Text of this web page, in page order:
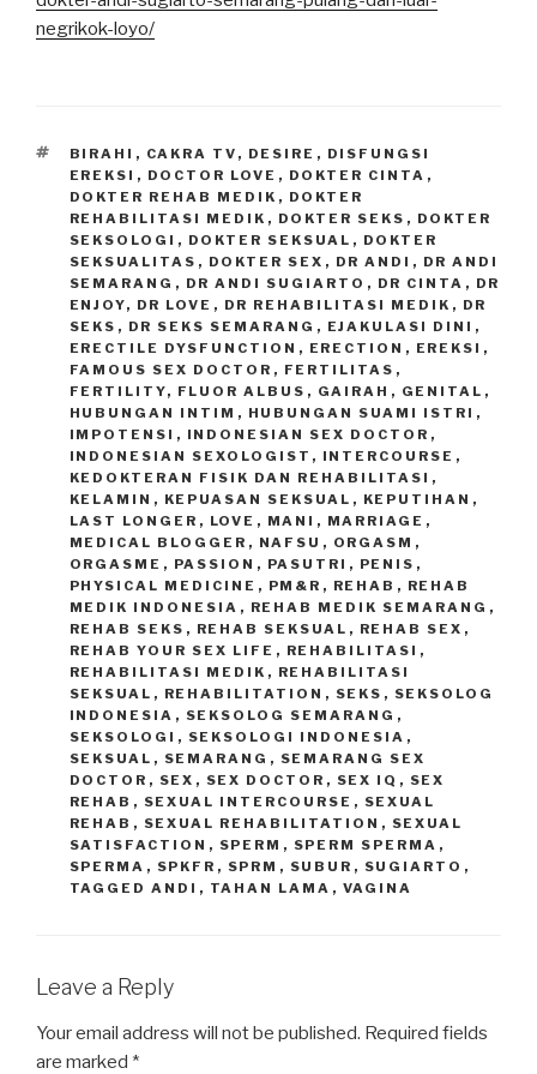
negrikok-loyo/
TAGS
BIRAHI , CAKRA TV , DESIRE , DISFUNGSI
EREKSI , DOCTOR LOVE , DOKTER CINTA ,
DOKTER REHAB MEDIK , DOKTER
REHABILITASI MEDIK , DOKTER SEKS , DOKTER
SEKSOLOGI , DOKTER SEKSUAL , DOKTER
SEKSUALITAS , DOKTER SEX , DR ANDI , DR ANDI
SEMARANG , DR ANDI SUGIARTO , DR CINTA , DR
ENJOY, DR LOVE , DR REHABILITASI MEDIK , DR
SEKS , DR SEKS SEMARANG , EJAKULASI DINI ,
ERECTILE DYSFUNCTION , ERECTION , EREKSI ,
FAMOUS SEX DOCTOR , FERTILITAS ,
FERTILITY, FLUOR ALBUS , GAIRAH , GENITAL ,
HUBUNGAN INTIM , HUBUNGAN SUAMI ISTRI ,
IMPOTENSI , INDONESIAN SEX DOCTOR ,
INDONESIAN SEXOLOGIST , INTERCOURSE ,
KEDOKTERAN FISIK DAN REHABILITASI ,
KELAMIN , KEPUASAN SEKSUAL , KEPUTIHAN ,
LAST LONGER , LOVE , MANI , MARRIAGE ,
MEDICAL BLOGGER , NAFSU , ORGASM ,
ORGASME , PASSION , PASUTRI , PENIS ,
PHYSICAL MEDICINE , PM&R , REHAB , REHAB
MEDIK INDONESIA , REHAB MEDIK SEMARANG ,
REHAB SEKS , REHAB SEKSUAL , REHAB SEX ,
REHAB YOUR SEX LIFE , REHABILITASI ,
REHABILITASI MEDIK , REHABILITASI
SEKSUAL , REHABILITATION , SEKS , SEKSOLOG
INDONESIA , SEKSOLOG SEMARANG ,
SEKSOLOGI , SEKSOLOGI INDONESIA ,
SEKSUAL , SEMARANG , SEMARANG SEX
DOCTOR , SEX , SEX DOCTOR , SEX IQ , SEX
REHAB , SEXUAL INTERCOURSE , SEXUAL
REHAB , SEXUAL REHABILITATION , SEXUAL
SATISFACTION , SPERM , SPERM SPERMA ,
SPERMA , SPKFR , SPRM , SUBUR , SUGIARTO ,
TAGGED ANDI , TAHAN LAMA , VAGINA
Leave a Reply
Your email address will not be published. Required fields
are marked *